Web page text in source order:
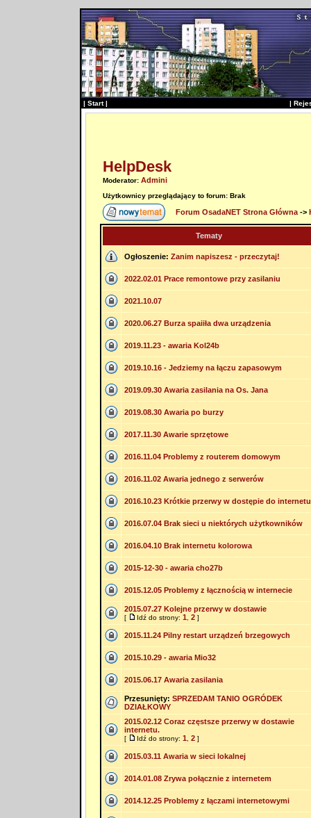
| Start| |
HelpDesk
Moderator: Admini
Użytkownicy przeglądający to forum: Brak
Forum OsadaNET Strona Główna->
Tematy
Ogłoszenie: Zanim napiszesz - przeczytaj!
2022.02.01 Prace remontowe przy zasilaniu
2021.10.07
2020.06.27 Burza spaiiła dwa urządzenia
2019.11.23 - awaria Kol24b
2019.10.16 - Jedziemy na łączu zapasowym
2019.09.30 Awaria zasilania na Os. Jana
2019.08.30 Awaria po burzy
2017.11.30 Awarie sprzętowe
2016.11.04 Problemy z routerem domowym
2016.11.02 Awaria jednego z serwerów
2016.10.23 Krótkie przerwy w dostępie do internetu
2016.07.04 Brak sieci u niektórych użytkowników
2016.04.10 Brak internetu kolorowa
2015-12-30 - awaria cho27b
2015.12.05 Problemy z łącznością w internecie
2015.07.27 Kolejne przerwy w dostawie
[ Idź do strony: 1, 2]
2015.11.24 Pilny restart urządzeń brzegowych
2015.10.29 - awaria Mio32
2015.06.17 Awaria zasilania
Przesunięty: SPRZEDAM TANIO OGRÓDEK
DZIAŁKOWY
2015.02.12 Coraz częstsze przerwy w dostawie
internetu.
[ Idź do strony: 1, 2]
2015.03.11 Awaria w sieci lokalnej
2014.01.08 Zrywa połącznie z internetem
2014.12.25 Problemy z łączami internetowymi